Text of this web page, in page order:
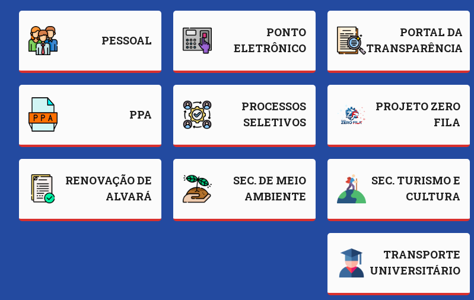
PESSOAL
PONTO
ELETRÔNICO
PORTAL DA
TRANSPARÊNCIA
PPA
PROCESSOS
SELETIVOS
PROJETO ZERO
FILA
RENOVAÇÃO DE
ALVARÁ
SEC. DE MEIO
AMBIENTE
SEC. TURISMO E
CULTURA
TRANSPORTE
UNIVERSITÁRIO